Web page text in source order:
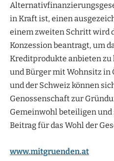
in Kraft ist, einen
einem zweiten Schritt wird
Konzession beantragt, um
Kreditprodukte anbieten
und Bürger mit Wohnsitz in
und der Schweiz können
Genossenschaft zur
Gemeinwohl beteiligen
Beitrag für das Wohl der
www.mitgruenden.at